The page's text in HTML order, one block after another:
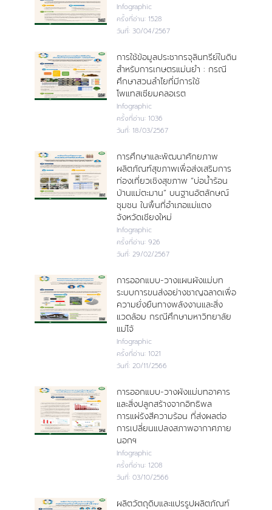
Infographic
ครั้งที่อ่าน: 1528
วันที่: 30/04/2567
การใช้ข้อมูลประชากรจุลินทรีย์ในดิน
สำหรับการเกษตรแม่นยำ : กรณี
ศึกษาสวนลำไยที่มีการใช้
โพแทสเซียมคลอเรต
Infographic
ครั้งที่อ่าน: 1036
วันที่: 18/03/2567
การศึกษาและพัฒนาศักยภาพ
ผลิตภัณฑ์สุขภาพเพื่อส่งเสริมการ
ท่องเที่ยวเชิงสุขภาพ “บ่อน้ำร้อน
บ้านแม่ตะมาน” บนฐานอัตลักษณ์
ชุมชน ในพื้นที่อำเภอแม่แตง
จังหวัดเชียงใหม่
Infographic
ครั้งที่อ่าน: 926
วันที่: 29/02/2567
การออกแบบ-วางแผนผังแม่บท
ระบบการขนส่งอย่างชาญฉลาดเพื่อ
ความยั่งยืนทางพลังงานและสิ่ง
แวดล้อม กรณีศึกษามหาวิทยาลัย
แม่โจ้
Infographic
ครั้งที่อ่าน: 1021
วันที่: 20/11/2566
การออกแบบ-วางผังแม่บทอาคาร
และสิ่งปลูกสร้างจากอิทธิพล
การแผ่รังสีความร้อน ที่ส่งผลต่อ
การเปลี่ยนแปลงสภาพอากาศภาย
นอกฯ
Infographic
ครั้งที่อ่าน: 1208
วันที่: 03/10/2566
ผลิตวัตถุดิบและแปรรูปผลิตภัณฑ์